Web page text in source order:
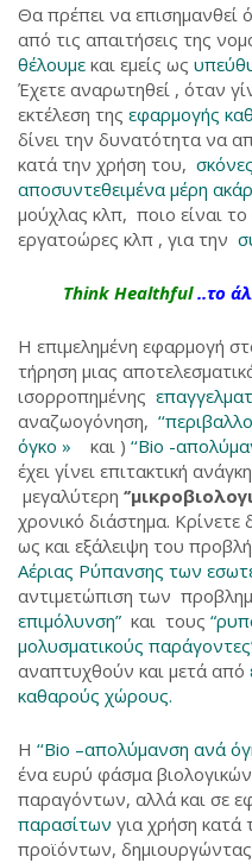
Θα πρέπει να επισημανθεί
από τις απαιτήσεις της
θέλουμε και εμείς ως
Έχετε αναρωτηθεί , όταν
εκτέλεση της εφαρμογής
δίνει την δυνατότητα να
κατά την χρήση του,
αποσυντεθειμένα μέρη
μούχλας κλπ, ποιο είναι
εργατοώρες κλπ , για την
Think Healthful ..το
Η επιμελημένη εφαρμογή
τήρηση μιας
ισορροπημένης
αναζωογόνηση,
όγκο »
και ) ‘‘Bio -
έχει γίνει επιτακτική
μεγαλύτερη
χρονικό διάστημα.
ως και εξάλειψη του
Αέριας Ρύπανσης των
αντιμετώπιση των
επιμόλυνση” και τους
μολυσματικούς
αναπτυχθούν και μετά από
καθαρούς χώρους.
Η ‘‘Bio –απολύμανση ανά
ένα ευρύ φάσμα
παραγόντων, αλλά και σε
παρασίτων για χρήση κατά
προϊόντων,